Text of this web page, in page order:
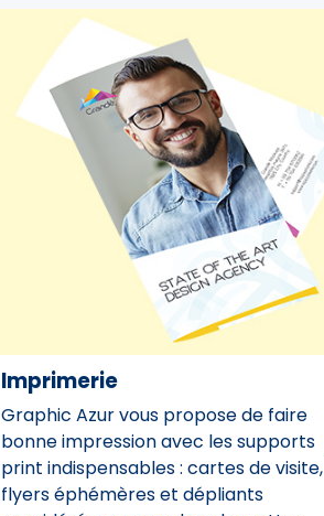
Imprimerie
Graphic Azur vous propose de faire
bonne impression avec les supports
print indispensables : cartes de visite,
flyers éphémères et dépliants